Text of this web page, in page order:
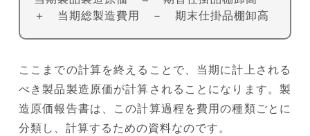
＋ 当期総製造費用 － 期末仕掛品棚卸高
ここまでの計算を終えることで、当期に計上される
べき製品製造原価が計算されることになります。製
造原価報告書は、この計算過程を費用の種類ごとに
分類し、計算するための資料なのです。